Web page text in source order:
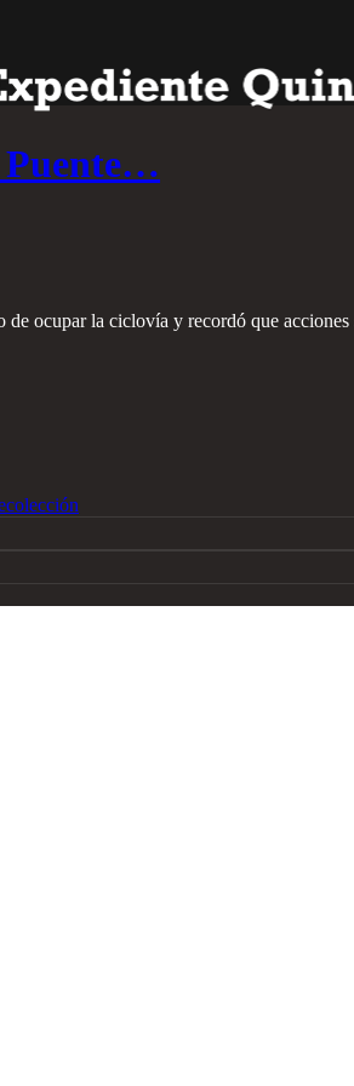
Puente…
ocupar la ciclovía y recordó que